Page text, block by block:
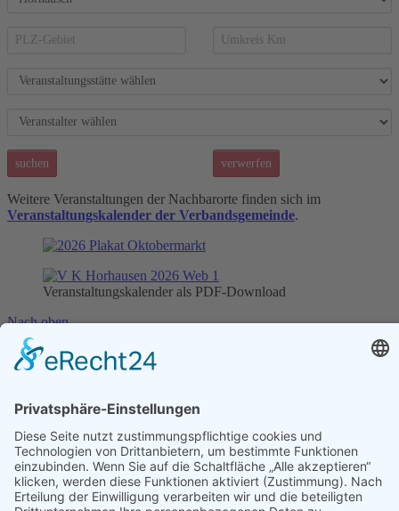
suchen verwerfen
Weitere Veranstaltungen der Nachbarorte finden sich im
Veranstaltungskalender der Verbandsgemeinde.
Veranstaltungskalender als PDF-Download
Nach oben
Ortsgemeinde Horhausen
56593 Horhausen (Westerwald)
Telefon: 0 26 87 / 92 68 30
E-Mail:ortsgemeinde(at)horhausen.de